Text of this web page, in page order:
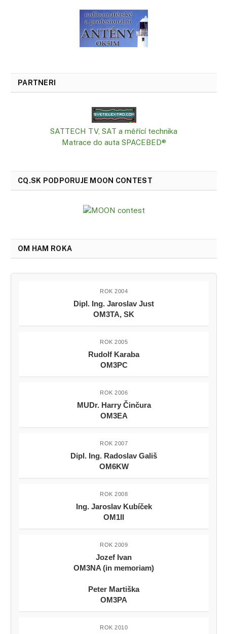
PARTNERI
SATTECH TV, SAT a měřící technika
Matrace do auta SPACEBED®
CQ.SK PODPORUJE MOON CONTEST
OM HAM ROKA
ROK 2004
Dipl. Ing. Jaroslav Just
OM3TA, SK
ROK 2005
Rudolf Karaba
OM3PC
ROK 2006
MUDr. Harry Činčura
OM3EA
ROK 2007
Dipl. Ing. Radoslav Gališ
OM6KW
ROK 2008
Ing. Jaroslav Kubíček
OM1II
ROK 2009
Jozef Ivan
OM3NA (in memoriam)
Peter Martiška
OM3PA
ROK 2010